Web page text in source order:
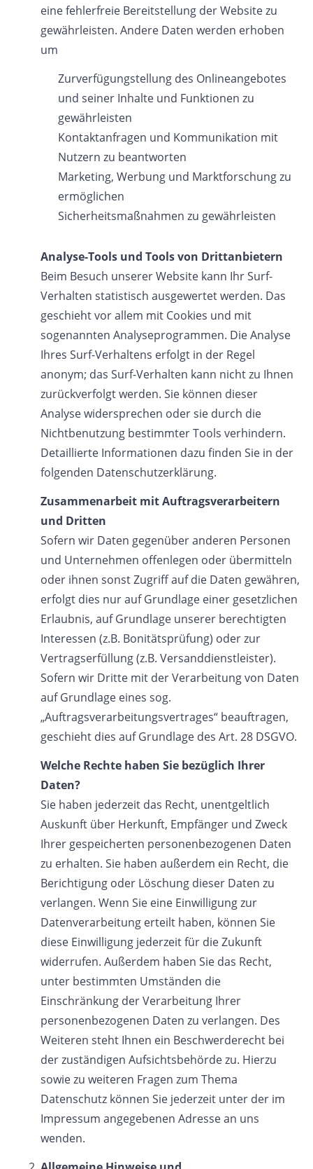
eine fehlerfreie Bereitstellung der Website zu
gewährleisten. Andere Daten werden erhoben
um
Zurverfügungstellung des Onlineangebotes
und seiner Inhalte und Funktionen zu
gewährleisten
Kontaktanfragen und Kommunikation mit
Nutzern zu beantworten
Marketing, Werbung und Marktforschung zu
ermöglichen
Sicherheitsmaßnahmen zu gewährleisten
Analyse-Tools und Tools von Drittanbietern
Beim Besuch unserer Website kann Ihr Surf-
Verhalten statistisch ausgewertet werden. Das
geschieht vor allem mit Cookies und mit
sogenannten Analyseprogrammen. Die Analyse
Ihres Surf-Verhaltens erfolgt in der Regel
anonym; das Surf-Verhalten kann nicht zu Ihnen
zurückverfolgt werden. Sie können dieser
Analyse widersprechen oder sie durch die
Nichtbenutzung bestimmter Tools verhindern.
Detaillierte Informationen dazu finden Sie in der
folgenden Datenschutzerklärung.
Zusammenarbeit mit Auftragsverarbeitern
und Dritten
Sofern wir Daten gegenüber anderen Personen
und Unternehmen offenlegen oder übermitteln
oder ihnen sonst Zugriff auf die Daten gewähren,
erfolgt dies nur auf Grundlage einer gesetzlichen
Erlaubnis, auf Grundlage unserer berechtigten
Interessen (z.B. Bonitätsprüfung) oder zur
Vertragserfüllung (z.B. Versanddienstleister).
Sofern wir Dritte mit der Verarbeitung von Daten
auf Grundlage eines sog.
„Auftragsverarbeitungsvertrages“ beauftragen,
geschieht dies auf Grundlage des Art. 28 DSGVO.
Welche Rechte haben Sie bezüglich Ihrer
Daten?
Sie haben jederzeit das Recht, unentgeltlich
Auskunft über Herkunft, Empfänger und Zweck
Ihrer gespeicherten personenbezogenen Daten
zu erhalten. Sie haben außerdem ein Recht, die
Berichtigung oder Löschung dieser Daten zu
verlangen. Wenn Sie eine Einwilligung zur
Datenverarbeitung erteilt haben, können Sie
diese Einwilligung jederzeit für die Zukunft
widerrufen. Außerdem haben Sie das Recht,
unter bestimmten Umständen die
Einschränkung der Verarbeitung Ihrer
personenbezogenen Daten zu verlangen. Des
Weiteren steht Ihnen ein Beschwerderecht bei
der zuständigen Aufsichtsbehörde zu. Hierzu
sowie zu weiteren Fragen zum Thema
Datenschutz können Sie jederzeit unter der im
Impressum angegebenen Adresse an uns
wenden.